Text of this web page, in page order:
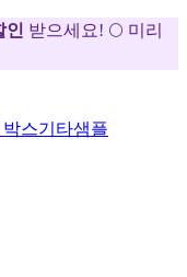
인 받으세요! 🌕 미리
스기타샘플